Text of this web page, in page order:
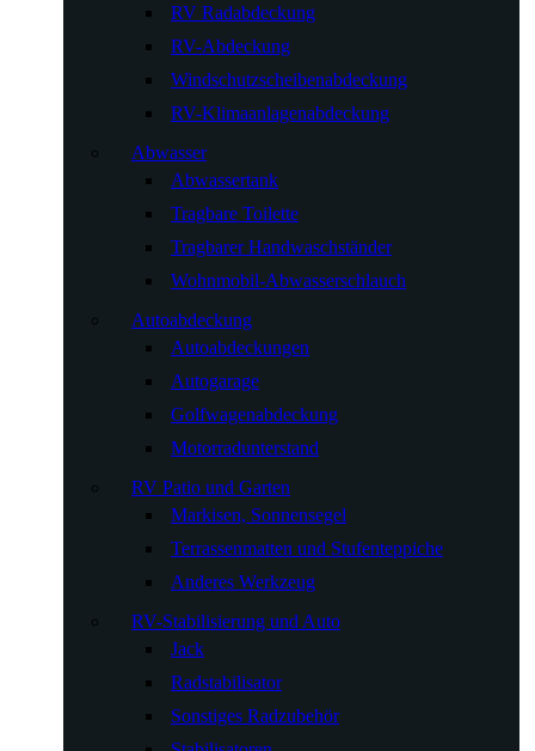
RV Radabdeckung
RV-Abdeckung
Windschutzscheibenabdeckung
RV-Klimaanlagenabdeckung
Abwasser
Abwassertank
Tragbare Toilette
Tragbarer Handwaschständer
Wohnmobil-Abwasserschlauch
Autoabdeckung
Autoabdeckungen
Autogarage
Golfwagenabdeckung
Motorradunterstand
RV Patio und Garten
Markisen, Sonnensegel
Terrassenmatten und Stufenteppiche
Anderes Werkzeug
RV-Stabilisierung und Auto
Jack
Radstabilisator
Sonstiges Radzubehör